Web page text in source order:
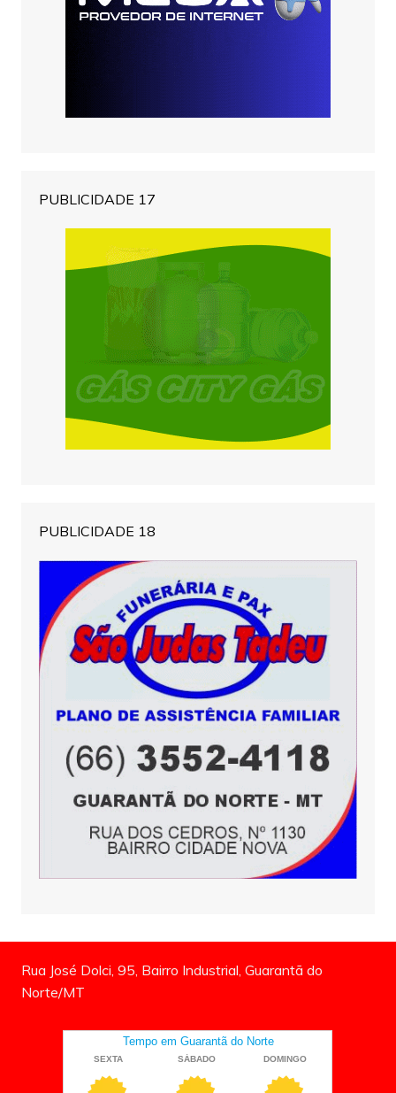
PUBLICIDADE 17
PUBLICIDADE 18
Rua José Dolci, 95, Bairro Industrial, Guarantã do
Norte/MT